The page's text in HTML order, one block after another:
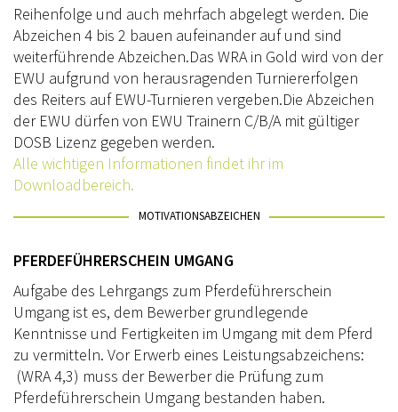
WESTERNREITEN
TRAINERAUSBILDUNG
WESTERN-REITABZEICHEN
AUSBILDUNG TURNIERFACHLEUTE
TERMINE
TURNIERE
APO KURSE
KURSE
JUGEND
BREITENSPORT
TREFFPUNKTE DER EWU RHEINLAND
Reihenfolge und auch mehrfach abgelegt werden. Die
Abzeichen 4 bis 2 bauen aufeinander auf und sind
weiterführende Abzeichen.Das WRA in Gold wird von der
EWU aufgrund von herausragenden Turniererfolgen
des Reiters auf EWU-Turnieren vergeben.Die Abzeichen
der EWU dürfen von EWU Trainern C/B/A mit gültiger
DOSB Lizenz gegeben werden.
Alle wichtigen Informationen findet ihr im
Downloadbereich.
MOTIVATIONSABZEICHEN
PFERDEFÜHRERSCHEIN UMGANG
Aufgabe des Lehrgangs zum Pferdeführerschein
Umgang ist es, dem Bewerber grundlegende
Kenntnisse und Fertigkeiten im Umgang mit dem Pferd
zu vermitteln. Vor Erwerb eines Leistungsabzeichens:
(WRA 4,3) muss der Bewerber die Prüfung zum
Pferdeführerschein Umgang bestanden haben.